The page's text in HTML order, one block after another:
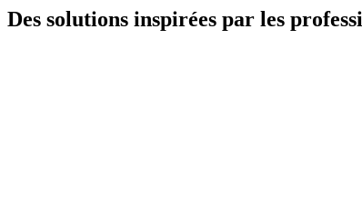
Des solutions inspirées par les